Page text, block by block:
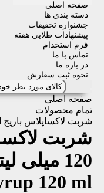
صفحه اصلی
دسته بندی ها
جشنواره تخفیفات
پیشنهادات طلایی هفته
فرم استخدام
تماس با ما
در باره ما
نحوه ثبت سفارش
صفحه اصلی
تمام محصولات
شربت لاکساپلاس باریج اسانس 120
شربت
120 میلی لیتر
120 ml